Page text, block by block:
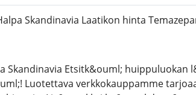
Skandinavia Laatikon hinta
Skandinavia Etsitk&ouml;
Luotettava verkkokauppamme